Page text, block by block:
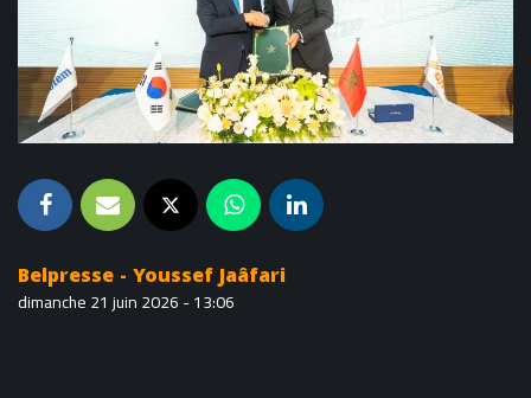
Belpresse - Youssef Jaâfari
dimanche 21 juin 2026 - 13:06